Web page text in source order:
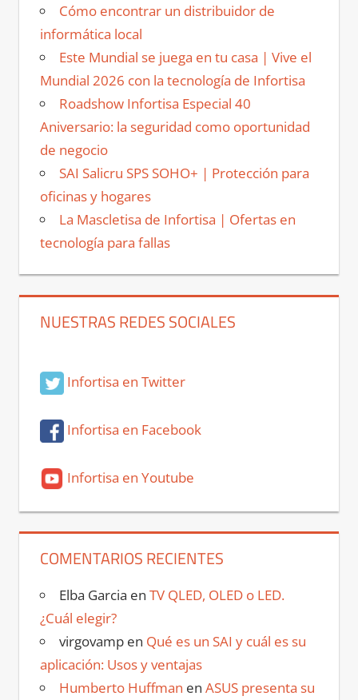
Cómo encontrar un distribuidor de
informática local
Este Mundial se juega en tu casa | Vive el
Mundial 2026 con la tecnología de Infortisa
Roadshow Infortisa Especial 40
Aniversario: la seguridad como oportunidad
de negocio
SAI Salicru SPS SOHO+ | Protección para
oficinas y hogares
La Mascletisa de Infortisa | Ofertas en
tecnología para fallas
NUESTRAS REDES SOCIALES
Infortisa en Twitter
Infortisa en Facebook
Infortisa en Youtube
COMENTARIOS RECIENTES
Elba Garcia en TV QLED, OLED o LED.
¿Cuál elegir?
virgovampen Qué es un SAI y cuál es su
aplicación: Usos y ventajas
Humberto Huffman en ASUS presenta su